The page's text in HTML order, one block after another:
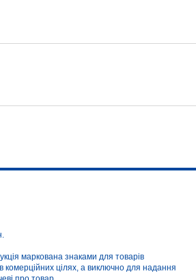
маркована знаками для товарів
комерційних цілях, а виключно для надання